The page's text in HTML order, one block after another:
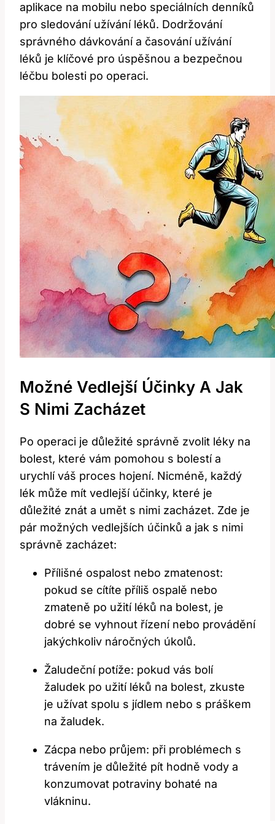
aplikace na mobilu nebo ​speciálních ⁣denníků
pro sledování užívání léků. Dodržování
správného⁢ dávkování⁢ a časování užívání
léků je klíčové⁢ pro úspěšnou a bezpečnou
léčbu bolesti po operaci.
Možné Vedlejší Účinky A Jak
S Nimi Zacházet
Po operaci je důležité správně zvolit ⁣léky na
bolest, které vám pomohou s bolestí‍ a
urychlí váš proces hojení. Nicméně, každý
⁢lék může mít vedlejší účinky, ‌které je
důležité znát a umět s nimi zacházet. Zde je
pár možných vedlejších⁤ účinků a jak s ‌nimi
správně ⁢zacházet:
Přílišné ospalost nebo zmatenost:
pokud se⁢ cítíte příliš ospalě nebo
zmateně po⁢ užití léků​ na bolest, je
dobré se vyhnout řízení‍ nebo‍ provádění
jakýchkoliv náročných úkolů.
Žaludeční potíže:⁣ pokud vás bolí
žaludek po užití léků na bolest, zkuste
je užívat spolu s jídlem nebo s práškem
na žaludek.
Zácpa nebo průjem: ⁤při problémech s
trávením je důležité pít hodně vody⁤ a
konzumovat potraviny⁣ bohaté na
vlákninu.